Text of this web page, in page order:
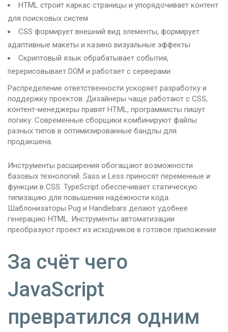
HTML строит каркас страницы и упорядочивает контент
для поисковых систем
CSS формирует внешний вид элементы, формирует
адаптивные макеты и казино визуальные эффекты
Скриптовый язык обрабатывает события,
перерисовывает DOM и работает с серверами
Распределение ответственности ускоряет разработку и
поддержку проектов. Дизайнеры чаще работают с CSS,
контент‑менеджеры правят HTML, программисты пишут
логику. Современные сборщики комбинируют файлы
разных типов в оптимизированные бандлы для
продакшена.
Инструменты расширения обогащают возможности
базовых технологий. Sass и Less приносят переменные и
функции в CSS. TypeScript обеспечивает статическую
типизацию для повышения надёжности кода.
Шаблонизаторы Pug и Handlebars делают удобнее
генерацию HTML. Инструменты автоматизации
преобразуют проект из исходников в готовое приложение.
За счёт чего
JavaScript
превратился одним